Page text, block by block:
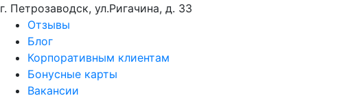
г. Петрозаводск, ул.Ригачина, д. 33
Отзывы
Блог
Корпоративным клиентам
Бонусные карты
Вакансии